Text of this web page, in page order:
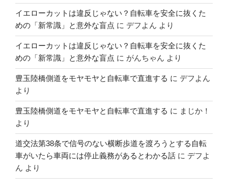
イエローカットは違反じゃない？自転車を安全に抜くた
めの「新常識」と意外な盲点 に デフよん より
イエローカットは違反じゃない？自転車を安全に抜くた
めの「新常識」と意外な盲点 に がんちゃん より
豊玉陸橋側道をモヤモヤと自転車で直進する に デフよん
より
豊玉陸橋側道をモヤモヤと自転車で直進する に まじか！
より
道交法第38条で信号のない横断歩道を渡ろうとする自転
車がいたら車両には停止義務があるとわかる話 に デフよ
ん より